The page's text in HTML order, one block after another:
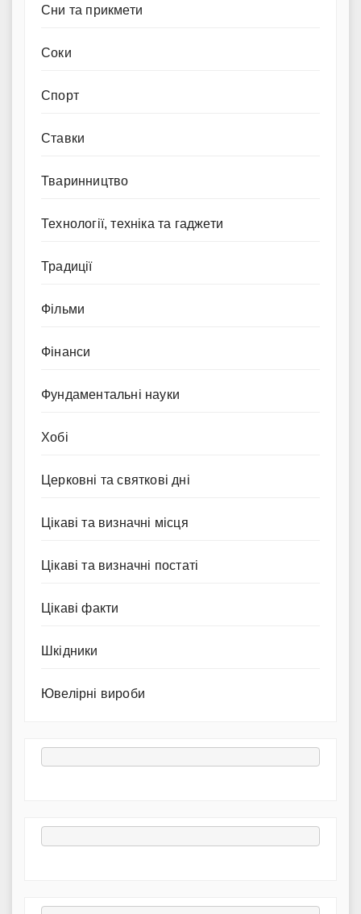
Сни та прикмети
Соки
Спорт
Ставки
Тваринництво
Технології, техніка та гаджети
Традиції
Фільми
Фінанси
Фундаментальні науки
Хобі
Церковні та святкові дні
Цікаві та визначні місця
Цікаві та визначні постаті
Цікаві факти
Шкідники
Ювелірні вироби